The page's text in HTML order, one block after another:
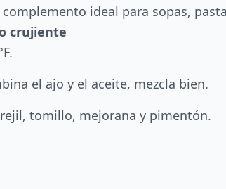
ideal para sopas,
crujiente
el ajo y el aceite, mezcla bien.
tomillo, mejorana y pimentón.